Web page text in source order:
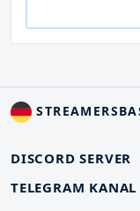
DISCORD SERVER
TELEGRAM KANAL